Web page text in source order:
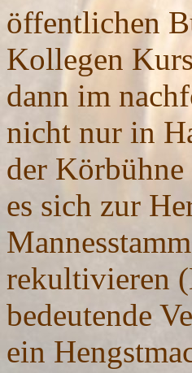
öffentlichen
Kollegen
dann im
nicht nur in
der Körbühne
es sich zur
rekultivieren
bedeutende
ein